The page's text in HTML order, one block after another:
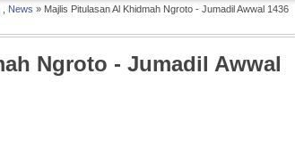
News » Majlis Pitulasan Al Khidmah Ngroto - Jumadil Awwal 1436
Ngroto - Jumadil Awwal